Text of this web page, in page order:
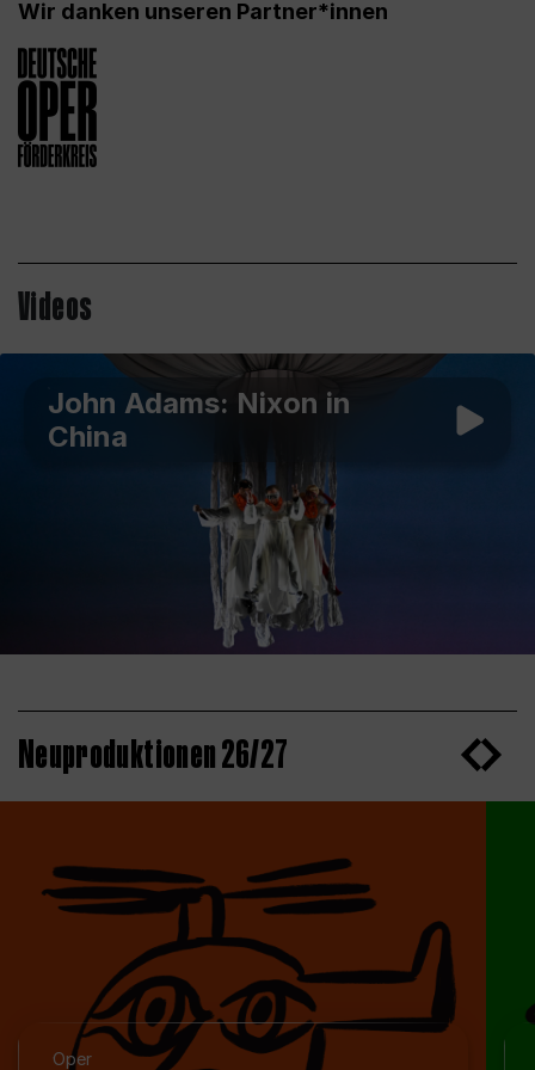
Wir danken unseren Partner*innen
Videos
John Adams: Nixon in
China
Neuproduktionen 26/27
Oper